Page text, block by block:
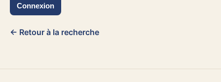
Connexion
← Retour à la recherche